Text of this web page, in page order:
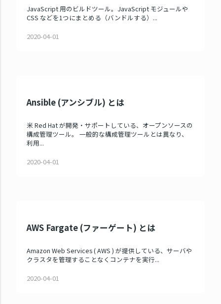
JavaScript 用のビルドツール。JavaScript モジュールや
CSS などを1つにまとめる（バンドルする）...
2020-04-01
Ansible (アンシブル) とは
米 Red Hat が開発・サポートしている、オープンソースの
構成管理ツール。 一般的な構成管理ツールとは異なり、
利用...
2020-04-01
AWS Fargate (ファーゲート) とは
Amazon Web Services ( AWS ) が提供している、サーバや
クラスタを管理することなくコンテナを実行...
2020-04-01